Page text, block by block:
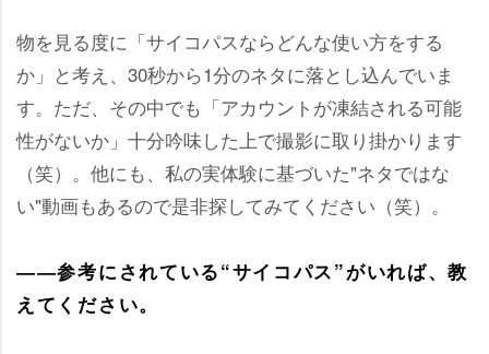
物を見る度に「サイコパスならどんな使い方をする
か」と考え、30秒から1分のネタに落とし込んでいま
す。ただ、その中でも「アカウントが凍結される可能
性がないか」十分吟味した上で撮影に取り掛かります
（笑）。他にも、私の実体験に基づいた"ネタではな
い"動画もあるので是非探してみてください（笑）。
――参考にされている“サイコパス”がいれば、教
えてください。